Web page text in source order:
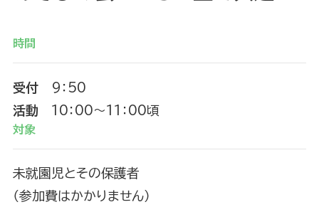
時間
受付9：50
活動 10：00～11：00頃
対象
未就園児とその保護者
（参加費はかかりません）